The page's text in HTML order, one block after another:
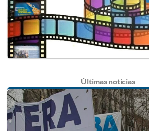
Últimas noticias